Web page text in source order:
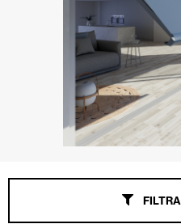
Portoni Garage e Serrande
Smart Home e automatismi
Controsoffitti e rivestimenti di